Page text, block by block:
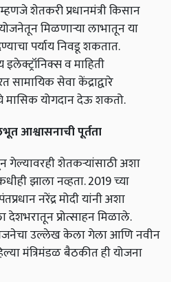
शेतकरी प्रधानमंत्री किसान
मिळणाऱ्या लाभातून या
पर्याय निवडू शकतात.
व माहिती
सामायिक सेवा केंद्राद्वारे
मासिक योगदान देऊ शकतो.
आश्वासनाची पूर्तता
गेल्यावरही शेतकऱ्यांसाठी अशा
झाला नव्हता. 2019 च्या
नरेंद्र मोदी यांनी अशा
देशभरातून प्रोत्साहन मिळाले.
उल्लेख केला गेला आणि नवीन
मंत्रिमंडळ बैठकीत ही योजना